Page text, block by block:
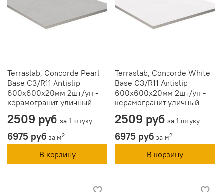
Terraslab, Concorde Pearl
Base C3/R11 Antislip
600х600х20мм 2шт/уп -
керамогранит уличный
2509 руб за 1 штуку
6975 руб за м2
В корзину
Terraslab, Concorde White
Base C3/R11 Antislip
600х600х20мм 2шт/уп -
керамогранит уличный
2509 руб за 1 штуку
6975 руб за м2
В корзину